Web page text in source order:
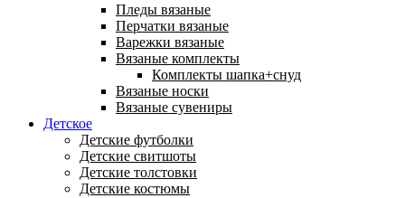
Пледы вязаные
Перчатки вязаные
Варежки вязаные
Вязаные комплекты
Комплекты шапка+снуд
Вязаные носки
Вязаные сувениры
Детское
Детские футболки
Детские свитшоты
Детские толстовки
Детские костюмы